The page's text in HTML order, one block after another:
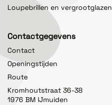
Loupebrillen en vergrootglazen
Contactgegevens
Contact
Openingstijden
Route
Kromhoutstraat 36-38
1976 BM IJmuiden